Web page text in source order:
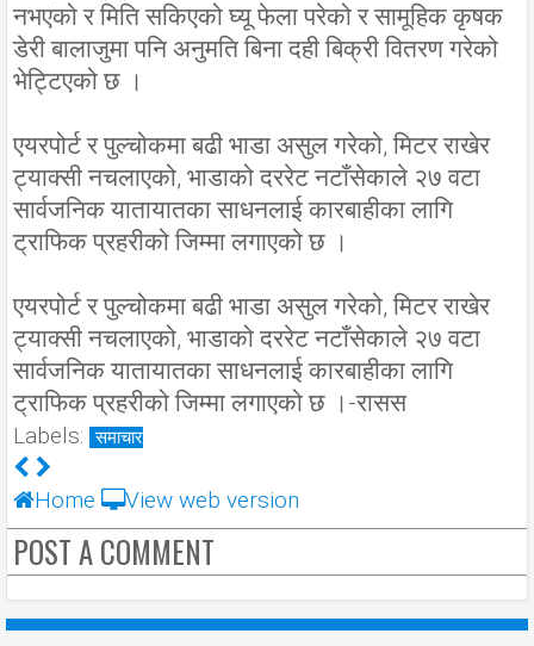
नभएको र मिति सकिएको घ्यू फेला परेको र सामूहिक कृषक
डेरी बालाजुमा पनि अनुमति बिना दही बिक्री वितरण गरेको
भेट्टिएको छ ।
एयरपोर्ट र पुल्चोकमा बढी भाडा असुल गरेको, मिटर राखेर
ट्याक्सी नचलाएको, भाडाको दररेट नटाँसेकाले २७ वटा
सार्वजनिक यातायातका साधनलाई कारबाहीका लागि
ट्राफिक प्रहरीको जिम्मा लगाएको छ ।
एयरपोर्ट र पुल्चोकमा बढी भाडा असुल गरेको, मिटर राखेर
ट्याक्सी नचलाएको, भाडाको दररेट नटाँसेकाले २७ वटा
सार्वजनिक यातायातका साधनलाई कारबाहीका लागि
ट्राफिक प्रहरीको जिम्मा लगाएको छ ।-रासस
Labels: समाचार
Home View web version
POST A COMMENT